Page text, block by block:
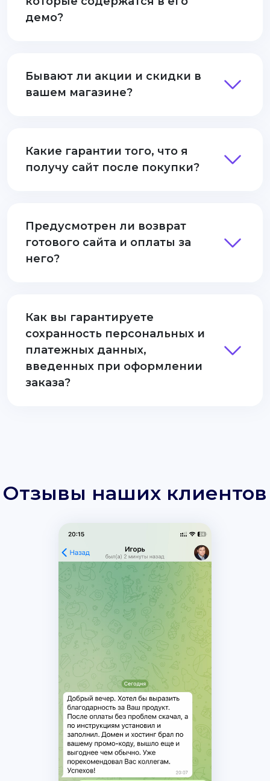
демо?
Бывают ли акции и скидки в
вашем магазине?
Какие гарантии того, что я
получу сайт после покупки?
Предусмотрен ли возврат
готового сайта и оплаты за
него?
Как вы гарантируете
сохранность персональных и
платежных данных,
введенных при оформлении
заказа?
Отзывы наших клиентов